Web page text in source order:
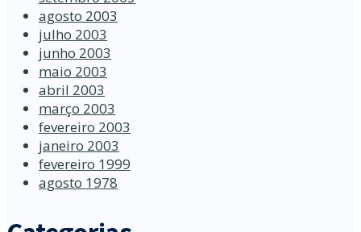
agosto 2003
julho 2003
junho 2003
maio 2003
abril 2003
março 2003
fevereiro 2003
janeiro 2003
fevereiro 1999
agosto 1978